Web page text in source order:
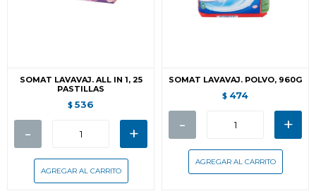
SOMAT LAVAVAJ. ALL IN 1, 25
PASTILLAS
$ 536
- +
SOMAT LAVAVAJ. POLVO, 960G
$ 474
- +